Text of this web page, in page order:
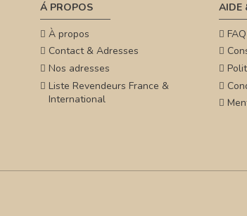
Á PROPOS
À propos
Contact & Adresses
Nos adresses
Liste Revendeurs France &
International
AIDE
FAQ